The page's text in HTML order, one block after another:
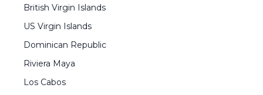
British Virgin Islands
US Virgin Islands
Dominican Republic
Riviera Maya
Los Cabos